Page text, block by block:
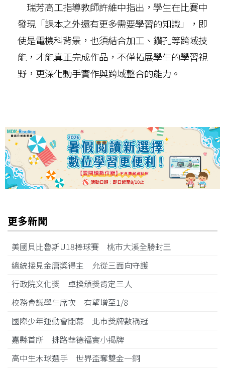
瑞芳高工指導教師許維中指出，學生在比賽中
發現「課本之外還有更多需要學習的知識」，即
使是電機科背景，也須結合加工、鑽孔等跨域技
能，才能真正完成作品，不僅拓展學生的學習視
野，更深化動手實作與跨域整合的能力。
更多新聞
美國貝比魯斯U18棒球賽 桃市大溪全勝封王
總統接見金唐獎得主 允從三面向守護
行政院文化獎 卓揆頒獎肯定三人
校務會議學生席次 有望增至1/8
國際少年運動會閉幕 北市獎牌數稱冠
嘉縣首所 排路華德福實小揭牌
高中生木球選手 世界盃奪雙金一銅